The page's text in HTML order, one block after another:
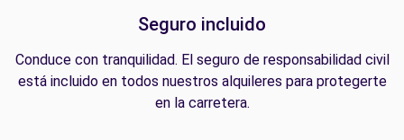
Seguro incluido
Conduce con tranquilidad. El seguro de responsabilidad civil
está incluido en todos nuestros alquileres para protegerte
en la carretera.